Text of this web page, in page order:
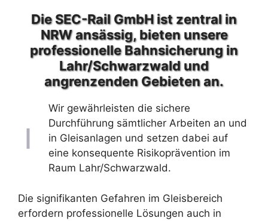
Die SEC-Rail GmbH ist zentral in
NRW ansässig, bieten unsere
professionelle Bahnsicherung in
Lahr/Schwarzwald und
angrenzenden Gebieten an.
Wir gewährleisten die sichere
Durchführung sämtlicher Arbeiten an und
in Gleisanlagen und setzen dabei auf
eine konsequente Risikoprävention im
Raum Lahr/Schwarzwald.
Die signifikanten Gefahren im Gleisbereich
erfordern professionelle Lösungen auch in